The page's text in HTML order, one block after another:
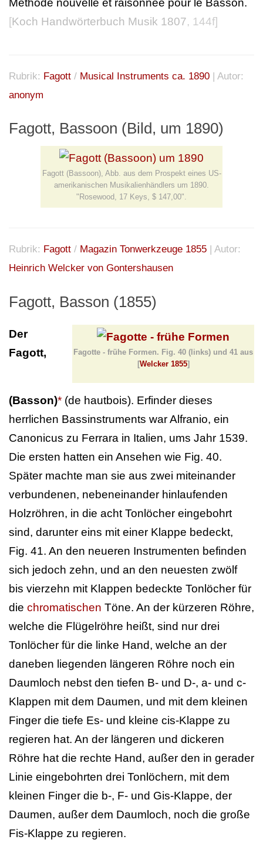
[Koch Handwörterbuch Musik 1807, 144f]
Rubrik: Fagott / Musical Instruments ca. 1890 | Autor:
anonym
Fagott, Bassoon (Bild, um 1890)
Fagott (Bassoon), Abb. aus dem Prospekt eines US-
amerikanischen Musikalienhändlers um 1890.
"Rosewood, 17 Keys, $ 147,00".
Rubrik: Fagott / Magazin Tonwerkzeuge 1855 | Autor:
Heinrich Welcker von Gontershausen
Fagott, Basson (1855)
Fagotte - frühe Formen. Fig. 40 (links) und 41 aus
[Welcker 1855]
Der
Fagott,
(Basson)* (de hautbois). Erfinder dieses
herrlichen Bassinstruments war Alfranio, ein
Canonicus zu Ferrara in Italien, ums Jahr 1539.
Die ersten hatten ein Ansehen wie Fig. 40.
Später machte man sie aus zwei miteinander
verbundenen, nebeneinander hinlaufenden
Holzröhren, in die acht Tonlöcher eingebohrt
sind, darunter eins mit einer Klappe bedeckt,
Fig. 41. An den neueren Instrumenten befinden
sich jedoch zehn, und an den neuesten zwölf
bis vierzehn mit Klappen bedeckte Tonlöcher für
die chromatischen Töne. An der kürzeren Röhre,
welche die Flügelröhre heißt, sind nur drei
Tonlöcher für die linke Hand, welche an der
daneben liegenden längeren Röhre noch ein
Daumloch nebst den tiefen B- und D-, a- und c-
Klappen mit dem Daumen, und mit dem kleinen
Finger die tiefe Es- und kleine cis-Klappe zu
regieren hat. An der längeren und dickeren
Röhre hat die rechte Hand, außer den in gerader
Linie eingebohrten drei Tonlöchern, mit dem
kleinen Finger die b-, F- und Gis-Klappe, der
Daumen, außer dem Daumloch, noch die große
Fis-Klappe zu regieren.